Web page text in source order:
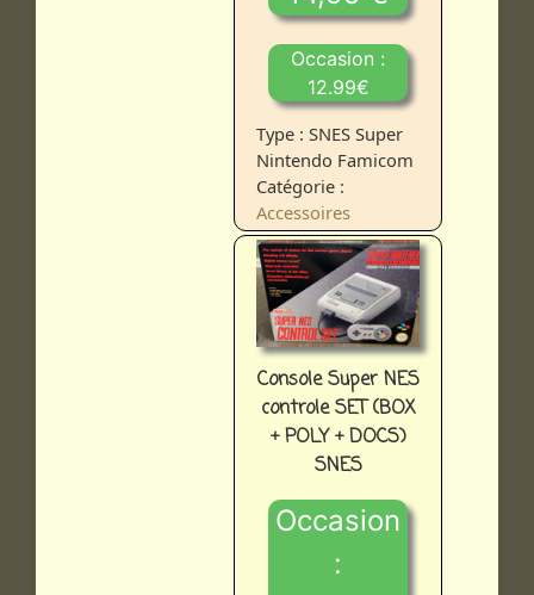
Occasion :
12.99€
Type : SNES Super
Nintendo Famicom
Catégorie :
Accessoires
Console Super NES
controle SET (BOX
+ POLY + DOCS)
SNES
Occasion
: